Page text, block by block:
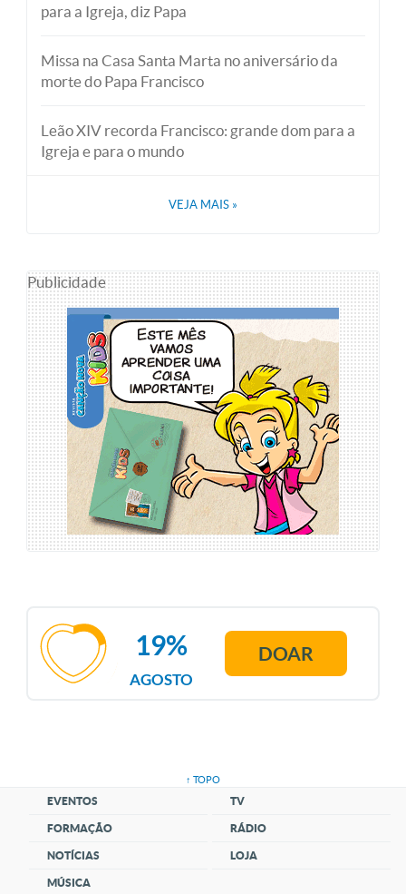
para a Igreja, diz Papa
Missa na Casa Santa Marta no aniversário da
morte do Papa Francisco
Leão XIV recorda Francisco: grande dom para a
Igreja e para o mundo
VEJA MAIS »
Publicidade
AGOSTO
19% DOAR
↑ TOPO
EVENTOS
FORMAÇÃO
NOTÍCIAS
MÚSICA
TV
RÁDIO
LOJA